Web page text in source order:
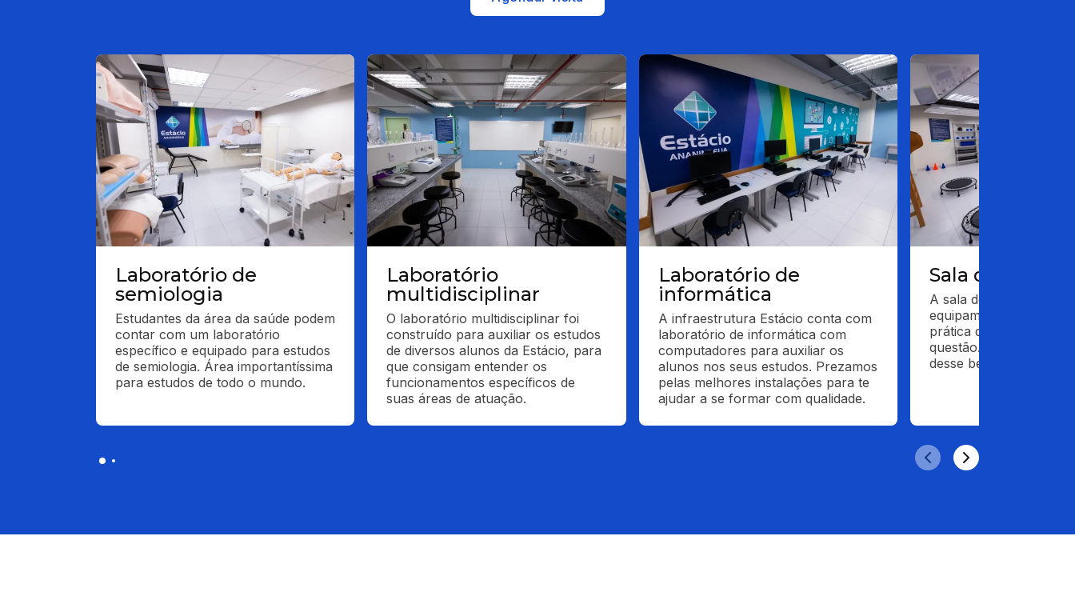
Laboratório de
semiologia
Estudantes da área da saúde podem
contar com um laboratório
específico e equipado para estudos
de semiologia. Área importantíssima
para estudos de todo o mundo.
Laboratório
multidisciplinar
O laboratório multidisciplinar foi
construído para auxiliar os estudos
de diversos alunos da Estácio, para
que consigam entender os
funcionamentos específicos de
suas áreas de atuação.
Laboratório de
informática
A infraestrutura Estácio conta com
laboratório de informática com
computadores para auxiliar os
alunos nos seus estudos. Prezamos
pelas melhores instalações para te
ajudar a se formar com qualidade.
Sala de
A sala de fisioterapia
equipamentos
prática do futuro
questão. Estudantes
desse benefício aqui,